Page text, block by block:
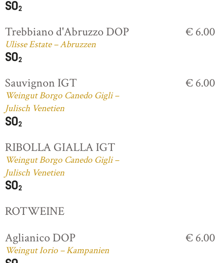
Trebbiano d'Abruzzo DOP
Ulisse Estate – Abruzzen
€ 6.00
Sauvignon IGT
Weingut Borgo Canedo Gigli –
Julisch Venetien
€ 6.00
RIBOLLA GIALLA IGT
Weingut Borgo Canedo Gigli –
Julisch Venetien
ROTWEINE
Aglianico DOP
Weingut Iorio – Kampanien
€ 6.00